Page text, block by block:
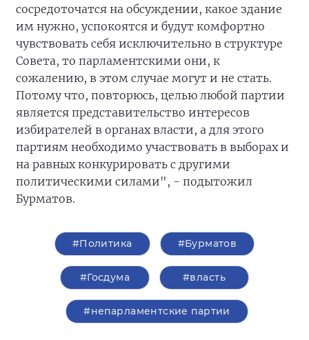
сосредоточатся на обсуждении, какое здание
им нужно, успокоятся и будут комфортно
чувствовать себя исключительно в структуре
Совета, то парламентскими они, к
сожалению, в этом случае могут и не стать.
Потому что, повторюсь, целью любой партии
является представительство интересов
избирателей в органах власти, а для этого
партиям необходимо участвовать в выборах и
на равных конкурировать с другими
политическими силами", - подытожил
Бурматов.
#Политика #Бурматов
#Госдума #власть
#непарламентские партии